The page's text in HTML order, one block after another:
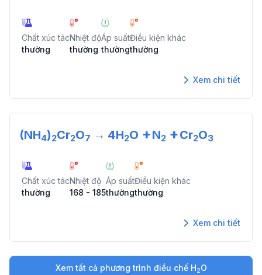
Chất xúc tác
thường
Nhiệt độ
thường
Áp suất
thường
Điều kiện khác
thường
Xem chi tiết
(NH4)2Cr2O7 → 4H2O +N2 +Cr2O3
Chất xúc tác
thường
Nhiệt độ
168 - 185
Áp suất
thường
Điều kiện khác
thường
Xem chi tiết
Xem tất cả phương trình điều chế H2O